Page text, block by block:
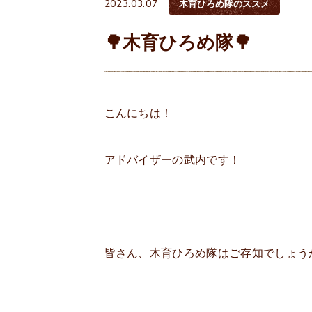
2023.03.07 木育ひろめ隊のススメ
🌳木育ひろめ隊🌳
こんにちは！
アドバイザーの武内です！
皆さん、木育ひろめ隊はご存知でしょう